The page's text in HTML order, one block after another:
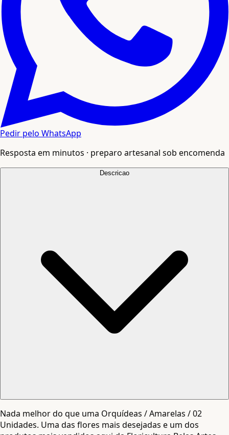
Pedir pelo WhatsApp
Resposta em minutos · preparo artesanal sob encomenda
Descricao
Nada melhor do que uma Orquídeas / Amarelas / 02
Unidades. Uma das flores mais desejadas e um dos